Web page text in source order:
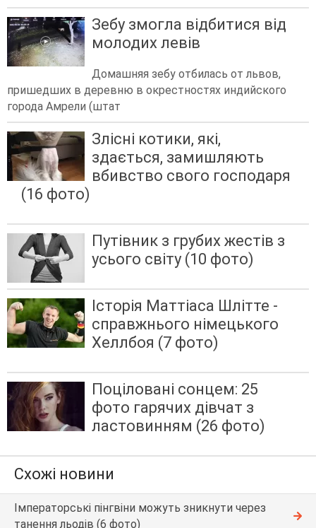
Зебу змогла відбитися від
молодих левів
Домашняя зебу отбилась от львов,
пришедших в деревню в окрестностях индийского
города Амрели (штат
Злісні котики, які,
здається, замишляють
вбивство свого господаря
(16 фото)
Путівник з грубих жестів з
усього світу (10 фото)
Історія Маттіаса Шлітте -
справжнього німецького
Хеллбоя (7 фото)
Поціловані сонцем: 25
фото гарячих дівчат з
ластовинням (26 фото)
Схожі новини
Імператорські пінгвіни можуть зникнути через
танення льодів (6 фото)